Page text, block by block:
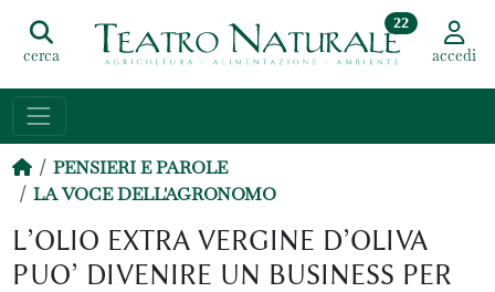
cerca
22
accedi
PENSIERI E PAROLE
LA VOCE DELL'AGRONOMO
L’OLIO EXTRA VERGINE D’OLIVA
PUO’ DIVENIRE UN BUSINESS PER